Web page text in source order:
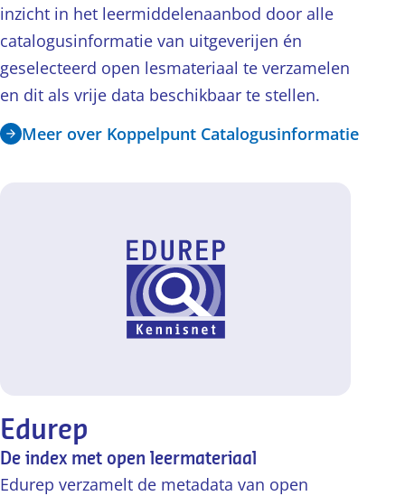
inzicht in het leermiddelenaanbod door alle
catalogusinformatie van uitgeverijen én
geselecteerd open lesmateriaal te verzamelen
en dit als vrije data beschikbaar te stellen.
Meer over Koppelpunt Catalogusinformatie
Edurep
De index met open leermateriaal
Edurep verzamelt de metadata van open